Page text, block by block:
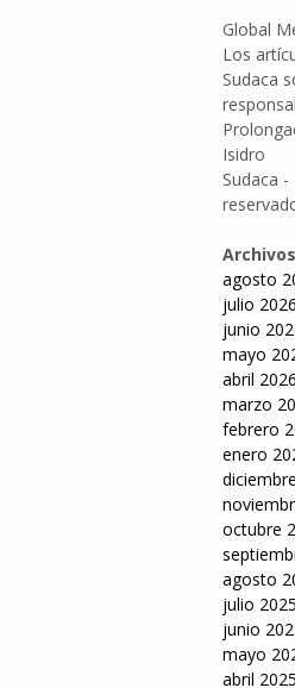
Global
Los
Sudaca
Isidro
Sudaca
Archivos
agosto
julio 2026
junio
mayo
abril 2026
marzo
febrero
enero
octubre
agosto
julio 2025
junio
mayo
abril 2025